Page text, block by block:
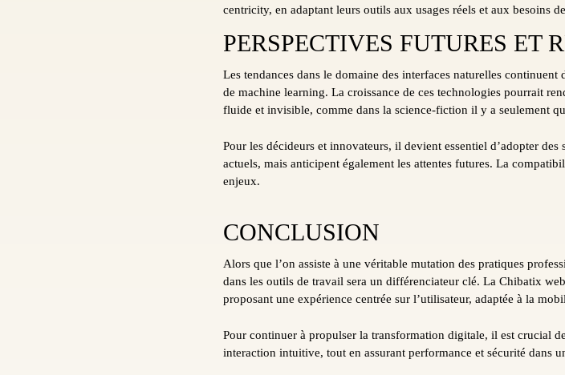
centricity, en adaptant leurs outils aux usages réels et aux besoins
PERSPECTIVES FUTURES ET
Les tendances dans le domaine des interfaces naturelles
de machine learning. La croissance de ces technologies pourrait
fluide et invisible, comme dans la science-fiction il y a seulement
Pour les décideurs et innovateurs, il devient essentiel d’adopter
actuels, mais anticipent également les attentes futures. La
enjeux.
CONCLUSION
Alors que l’on assiste à une véritable mutation des pratiques
dans les outils de travail sera un différenciateur clé. La Chibatix
proposant une expérience centrée sur l’utilisateur, adaptée à la
Pour continuer à propulser la transformation digitale, il est crucial
interaction intuitive, tout en assurant performance et sécurité dans